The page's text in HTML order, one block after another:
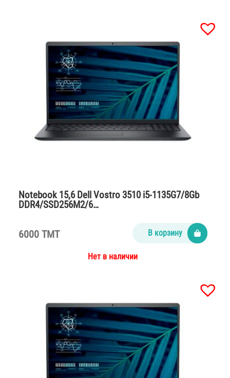
Notebook 15,6 Dell Vostro 3510 i5-1135G7/8Gb
DDR4/SSD256M2/6…
6000 TMT В корзину
Нет в наличии